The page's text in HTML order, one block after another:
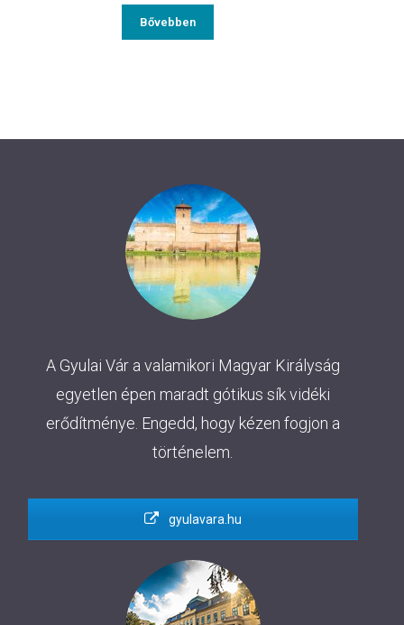
Bővebben
A Gyulai Vár a valamikori Magyar Királyság
egyetlen épen maradt gótikus sík vidéki
erődítménye. Engedd, hogy kézen fogjon a
történelem.
gyulavara.hu